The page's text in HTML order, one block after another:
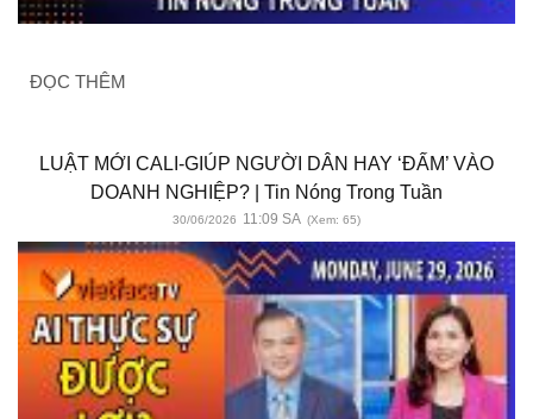
ĐỌC THÊM
LUẬT MỚI CALI-GIÚP NGƯỜI DÂN HAY ‘ĐẤM’ VÀO
DOANH NGHIỆP? | Tin Nóng Trong Tuần
30/06/2026 11:09 SA (Xem: 65)